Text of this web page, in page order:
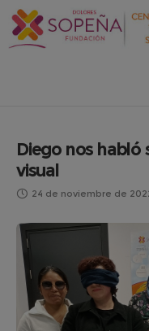
Diego nos habló
visual
24 de noviembre de